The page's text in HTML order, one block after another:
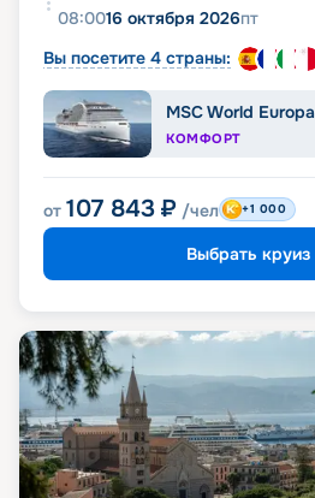
08:0016 октября 2026пт
Вы посетите 4 страны:
MSC World Europa
КОМФОРТ
от 107 843 ₽ /чел +1 000
Выбрать круиз